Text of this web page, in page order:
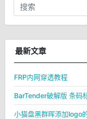
最新文章
FRP内网穿透教程
BarTender破解版 条码
小猫盘黑群晖添加logo